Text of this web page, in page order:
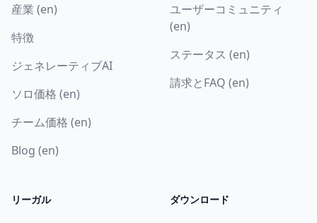
産業 (en)
特徴
ジェネレーティブAI
ソロ価格 (en)
チーム価格 (en)
Blog (en)
ユーザーコミュニティ
(en)
ステータス (en)
請求とFAQ (en)
リーガル ダウンロード